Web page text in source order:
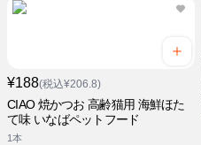
¥188(税込¥206.8)
CIAO 焼かつお 高齢猫用 海鮮ほた
て味 いなばペットフード
1本